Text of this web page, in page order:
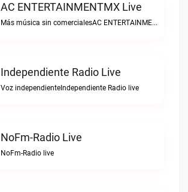
AC ENTERTAINMENTMX Live
Más música sin comercialesAC ENTERTAINMENTMX live
Independiente Radio Live
Voz independienteIndependiente Radio live
NoFm-Radio Live
NoFm-Radio live